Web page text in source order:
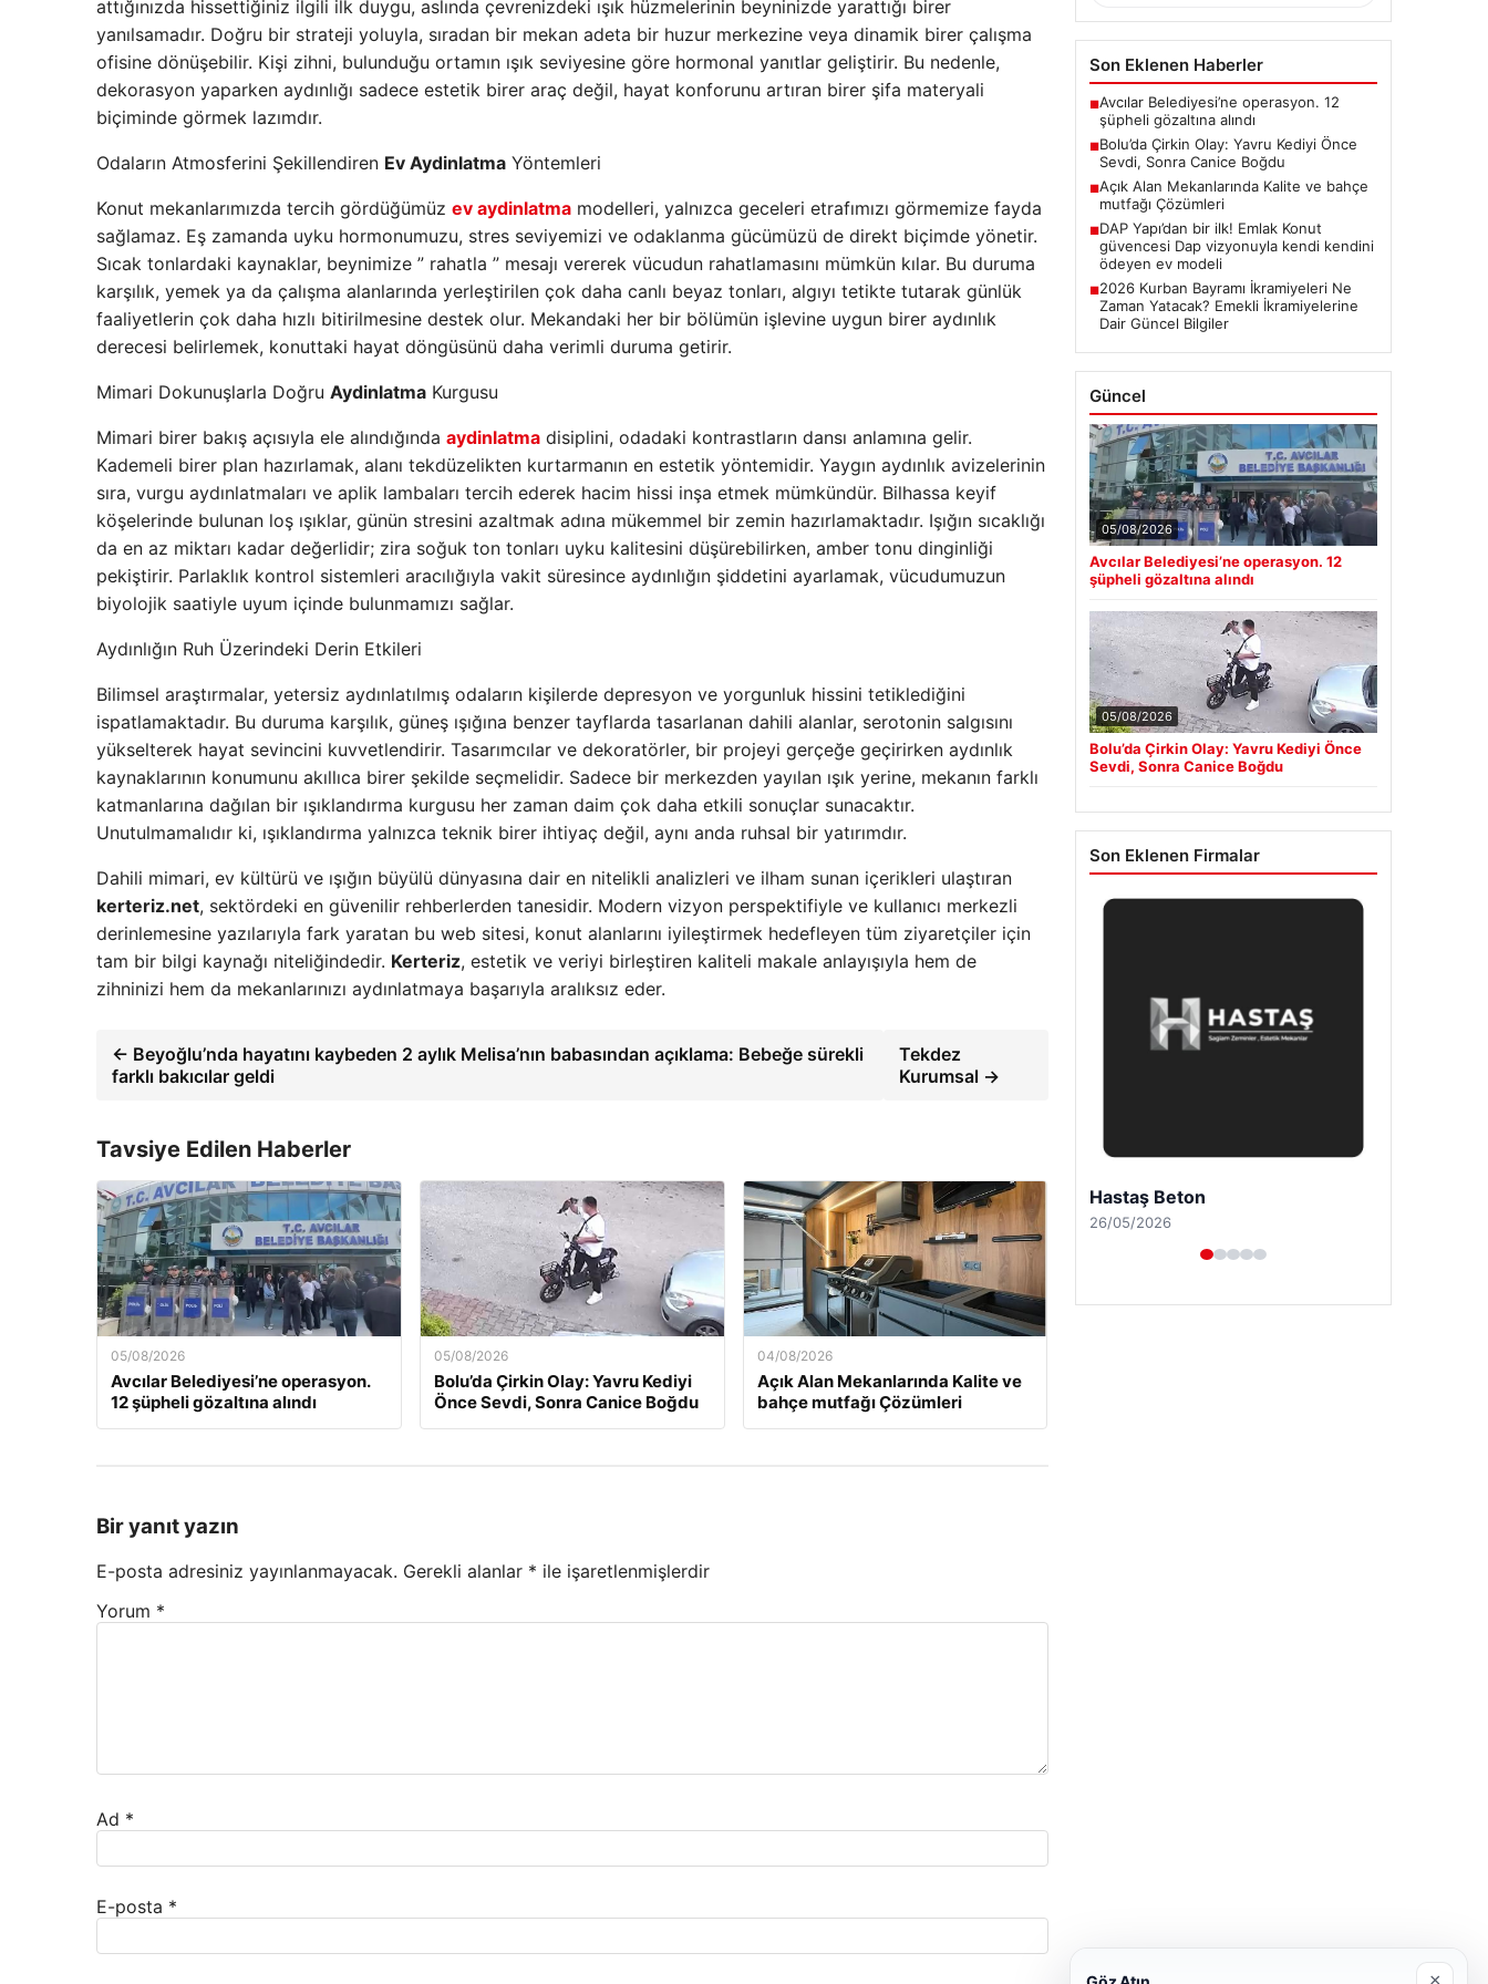
attığınızda hissettiğiniz ilgili ilk duygu, aslında çevrenizdeki ışık hüzmelerinin beyninizde yarattığı birer
yanılsamadır. Doğru bir strateji yoluyla, sıradan bir mekan adeta bir huzur merkezine veya dinamik birer çalışma
ofisine dönüşebilir. Kişi zihni, bulunduğu ortamın ışık seviyesine göre hormonal yanıtlar geliştirir. Bu nedenle,
dekorasyon yaparken aydınlığı sadece estetik birer araç değil, hayat konforunu artıran birer şifa materyali
biçiminde görmek lazımdır.
Odaların Atmosferini Şekillendiren Ev Aydinlatma Yöntemleri
Konut mekanlarımızda tercih gördüğümüz ev aydinlatma modelleri, yalnızca geceleri etrafımızı görmemize fayda
sağlamaz. Eş zamanda uyku hormonumuzu, stres seviyemizi ve odaklanma gücümüzü de direkt biçimde yönetir.
Sıcak tonlardaki kaynaklar, beynimize ” rahatla ” mesajı vererek vücudun rahatlamasını mümkün kılar. Bu duruma
karşılık, yemek ya da çalışma alanlarında yerleştirilen çok daha canlı beyaz tonları, algıyı tetikte tutarak günlük
faaliyetlerin çok daha hızlı bitirilmesine destek olur. Mekandaki her bir bölümün işlevine uygun birer aydınlık
derecesi belirlemek, konuttaki hayat döngüsünü daha verimli duruma getirir.
Mimari Dokunuşlarla Doğru Aydinlatma Kurgusu
Mimari birer bakış açısıyla ele alındığında aydinlatma disiplini, odadaki kontrastların dansı anlamına gelir.
Kademeli birer plan hazırlamak, alanı tekdüzelikten kurtarmanın en estetik yöntemidir. Yaygın aydınlık avizelerinin
sıra, vurgu aydınlatmaları ve aplik lambaları tercih ederek hacim hissi inşa etmek mümkündür. Bilhassa keyif
köşelerinde bulunan loş ışıklar, günün stresini azaltmak adına mükemmel bir zemin hazırlamaktadır. Işığın sıcaklığı
da en az miktarı kadar değerlidir; zira soğuk ton tonları uyku kalitesini düşürebilirken, amber tonu dinginliği
pekiştirir. Parlaklık kontrol sistemleri aracılığıyla vakit süresince aydınlığın şiddetini ayarlamak, vücudumuzun
biyolojik saatiyle uyum içinde bulunmamızı sağlar.
Aydınlığın Ruh Üzerindeki Derin Etkileri
Bilimsel araştırmalar, yetersiz aydınlatılmış odaların kişilerde depresyon ve yorgunluk hissini tetiklediğini
ispatlamaktadır. Bu duruma karşılık, güneş ışığına benzer tayflarda tasarlanan dahili alanlar, serotonin salgısını
yükselterek hayat sevincini kuvvetlendirir. Tasarımcılar ve dekoratörler, bir projeyi gerçeğe geçirirken aydınlık
kaynaklarının konumunu akıllıca birer şekilde seçmelidir. Sadece bir merkezden yayılan ışık yerine, mekanın farklı
katmanlarına dağılan bir ışıklandırma kurgusu her zaman daim çok daha etkili sonuçlar sunacaktır.
Unutulmamalıdır ki, ışıklandırma yalnızca teknik birer ihtiyaç değil, aynı anda ruhsal bir yatırımdır.
Dahili mimari, ev kültürü ve ışığın büyülü dünyasına dair en nitelikli analizleri ve ilham sunan içerikleri ulaştıran
kerteriz.net, sektördeki en güvenilir rehberlerden tanesidir. Modern vizyon perspektifiyle ve kullanıcı merkezli
derinlemesine yazılarıyla fark yaratan bu web sitesi, konut alanlarını iyileştirmek hedefleyen tüm ziyaretçiler için
tam bir bilgi kaynağı niteliğindedir. Kerteriz, estetik ve veriyi birleştiren kaliteli makale anlayışıyla hem de
zihninizi hem da mekanlarınızı aydınlatmaya başarıyla aralıksız eder.
← Beyoğlu’nda hayatını kaybeden 2 aylık Melisa’nın babasından açıklama: Bebeğe sürekli
farklı bakıcılar geldi
Tekdez
Kurumsal →
Tavsiye Edilen Haberler
05/08/2026
Avcılar Belediyesi’ne operasyon.
12 şüpheli gözaltına alındı
05/08/2026
Bolu’da Çirkin Olay: Yavru Kediyi
Önce Sevdi, Sonra Canice Boğdu
04/08/2026
Açık Alan Mekanlarında Kalite ve
bahçe mutfağı Çözümleri
Bir yanıt yazın
E-posta adresiniz yayınlanmayacak. Gerekli alanlar * ile işaretlenmişlerdir
Yorum *
Ad *
E-posta *
Son Eklenen Haberler
■Avcılar Belediyesi’ne operasyon. 12
şüpheli gözaltına alındı
■Bolu’da Çirkin Olay: Yavru Kediyi Önce
Sevdi, Sonra Canice Boğdu
■Açık Alan Mekanlarında Kalite ve bahçe
mutfağı Çözümleri
■DAP Yapı’dan bir ilk! Emlak Konut
güvencesi Dap vizyonuyla kendi kendini
ödeyen ev modeli
■2026 Kurban Bayramı İkramiyeleri Ne
Zaman Yatacak? Emekli İkramiyelerine
Dair Güncel Bilgiler
Güncel
05/08/2026
Avcılar Belediyesi’ne operasyon. 12
şüpheli gözaltına alındı
05/08/2026
Bolu’da Çirkin Olay: Yavru Kediyi Önce
Sevdi, Sonra Canice Boğdu
Son Eklenen Firmalar
Enes Kaplan Avukatlık Bürosu
28/04/2026